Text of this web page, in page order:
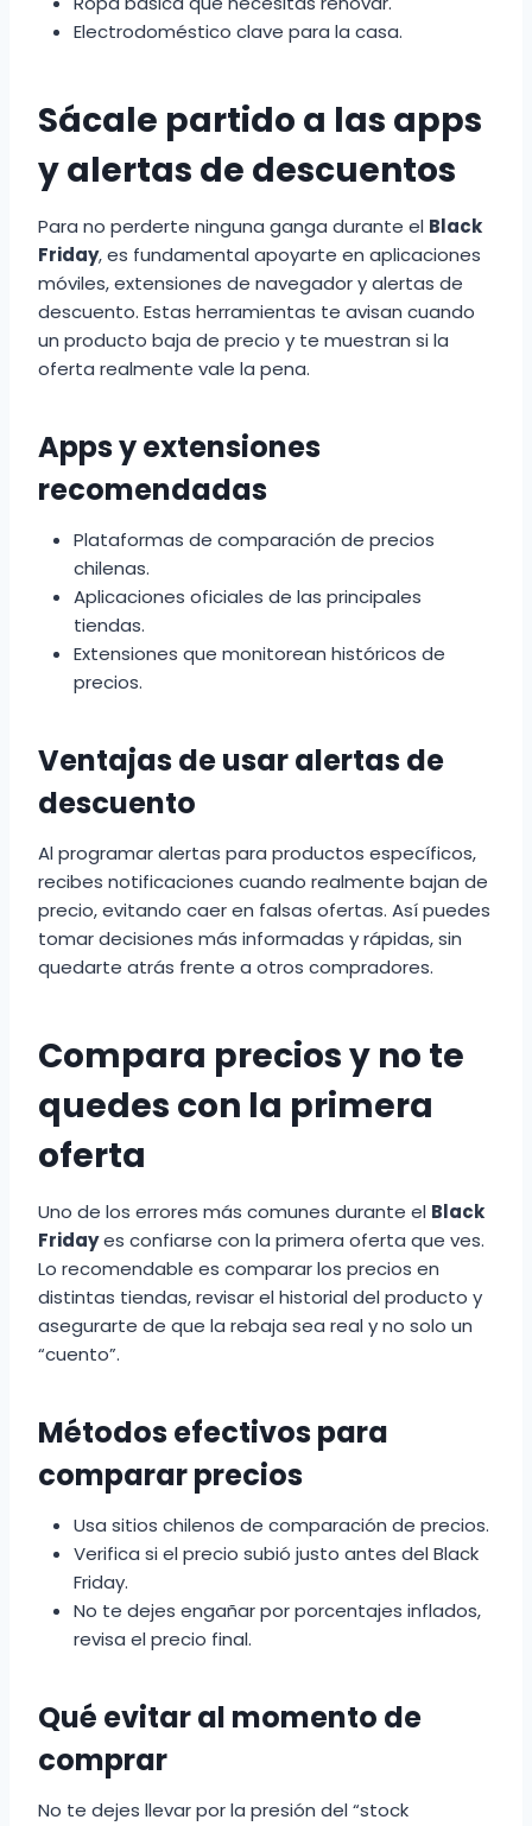
Electrodoméstico clave para la casa.
Sácale partido a las apps
y alertas de descuentos
Para no perderte ninguna ganga durante el Black
Friday, es fundamental apoyarte en aplicaciones
móviles, extensiones de navegador y alertas de
descuento. Estas herramientas te avisan cuando
un producto baja de precio y te muestran si la
oferta realmente vale la pena.
Apps y extensiones
recomendadas
Plataformas de comparación de precios
chilenas.
Aplicaciones oficiales de las principales
tiendas.
Extensiones que monitorean históricos de
precios.
Ventajas de usar alertas de
descuento
Al programar alertas para productos específicos,
recibes notificaciones cuando realmente bajan de
precio, evitando caer en falsas ofertas. Así puedes
tomar decisiones más informadas y rápidas, sin
quedarte atrás frente a otros compradores.
Compara precios y no te
quedes con la primera
oferta
Uno de los errores más comunes durante el Black
Fridayes confiarse con la primera oferta que ves.
Lo recomendable es comparar los precios en
distintas tiendas, revisar el historial del producto y
asegurarte de que la rebaja sea real y no solo un
“cuento”.
Métodos efectivos para
comparar precios
Usa sitios chilenos de comparación de precios.
Verifica si el precio subió justo antes del Black
Friday.
No te dejes engañar por porcentajes inflados,
revisa el precio final.
Qué evitar al momento de
comprar
No te dejes llevar por la presión del “stock